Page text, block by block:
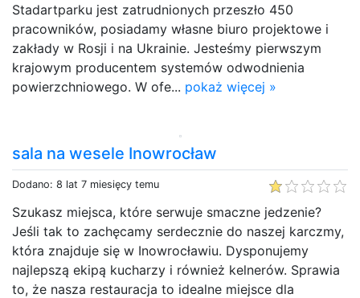
Stadartparku jest zatrudnionych przeszło 450
pracowników, posiadamy własne biuro projektowe i
zakłady w Rosji i na Ukrainie. Jesteśmy pierwszym
krajowym producentem systemów odwodnienia
powierzchniowego. W ofe... pokaż więcej »
sala na wesele Inowrocław
Dodano: 8 lat 7 miesięcy temu
Szukasz miejsca, które serwuje smaczne jedzenie?
Jeśli tak to zachęcamy serdecznie do naszej karczmy,
która znajduje się w Inowrocławiu. Dysponujemy
najlepszą ekipą kucharzy i również kelnerów. Sprawia
to, że nasza restauracja to idealne miejsce dla